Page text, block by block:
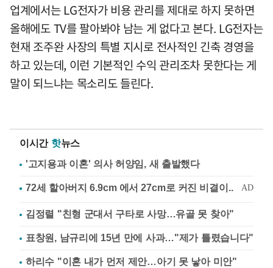
업계에서는 LG전자가 비용 관리를 제대로 하지 못하면
올해에도 TV를 팔아봐야 남는 게 없다고 본다. LG전자는
현재 조주완 사장의 특별 지시로 전사적인 긴축 경영을
하고 있는데, 이런 기본적인 수익 관리조차 못한다는 게
말이 되느냐는 목소리도 들린다.
이시간 핫뉴스
'고지용과 이혼' 의사 허양임, 새 출발했다
김정렬 "친형 군대서 구타로 사망…유골 못 찾아"
표창원, 남규리에 15년 만에 사과…"제가 틀렸습니다"
하리수 "이혼 내가 먼저 제안…아기 못 낳아 미안"